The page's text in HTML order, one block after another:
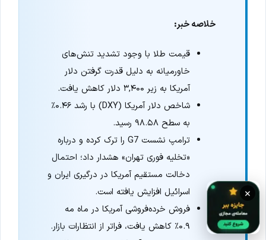
خلاصه خبر:
قیمت طلا با وجود تشدید تنش‌های
خاورمیانه به دلیل قدرت گرفتن دلار
آمریکا به زیر ۳,۴۰۰ دلار کاهش یافت.
شاخص دلار آمریکا (DXY) با رشد ۰.۴۶٪
به سطح ۹۸.۵۸ رسید.
ترامپ نشست G7 را ترک کرده و درباره
«تخلیه فوری تهران» هشدار داد؛ احتمال
دخالت مستقیم آمریکا در درگیری ایران و
اسرائیل افزایش یافته است.
فروش خرده‌فروشی آمریکا در ماه مه
۰.۹٪ کاهش یافت، فراتر از انتظارات بازار.
×